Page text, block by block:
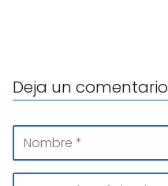
Deja un comentario